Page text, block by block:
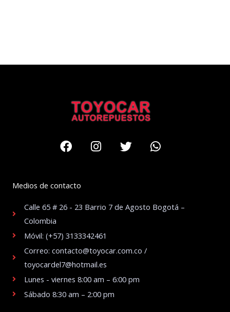
FacebookInstagram
TwitterWhatsapp
Medios de contacto
Calle 65 # 26 - 23 Barrio 7 de Agosto Bogotá –
Colombia
Móvil: (+57) 3133342461
Correo: contacto@toyocar.com.co /
toyocardel7@hotmail.es
Lunes - viernes 8:00 am – 6:00 pm
Sábado 8:30 am – 2:00 pm